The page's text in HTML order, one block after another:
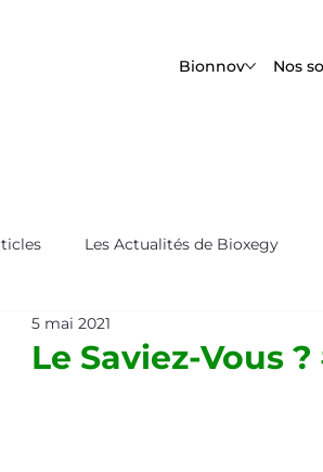
Bionnov Nos
Les Actualités de Bioxegy
Vous ?
Le Saviez-Vous
5 mai 2021